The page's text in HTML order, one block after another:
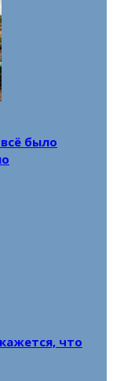
было
что